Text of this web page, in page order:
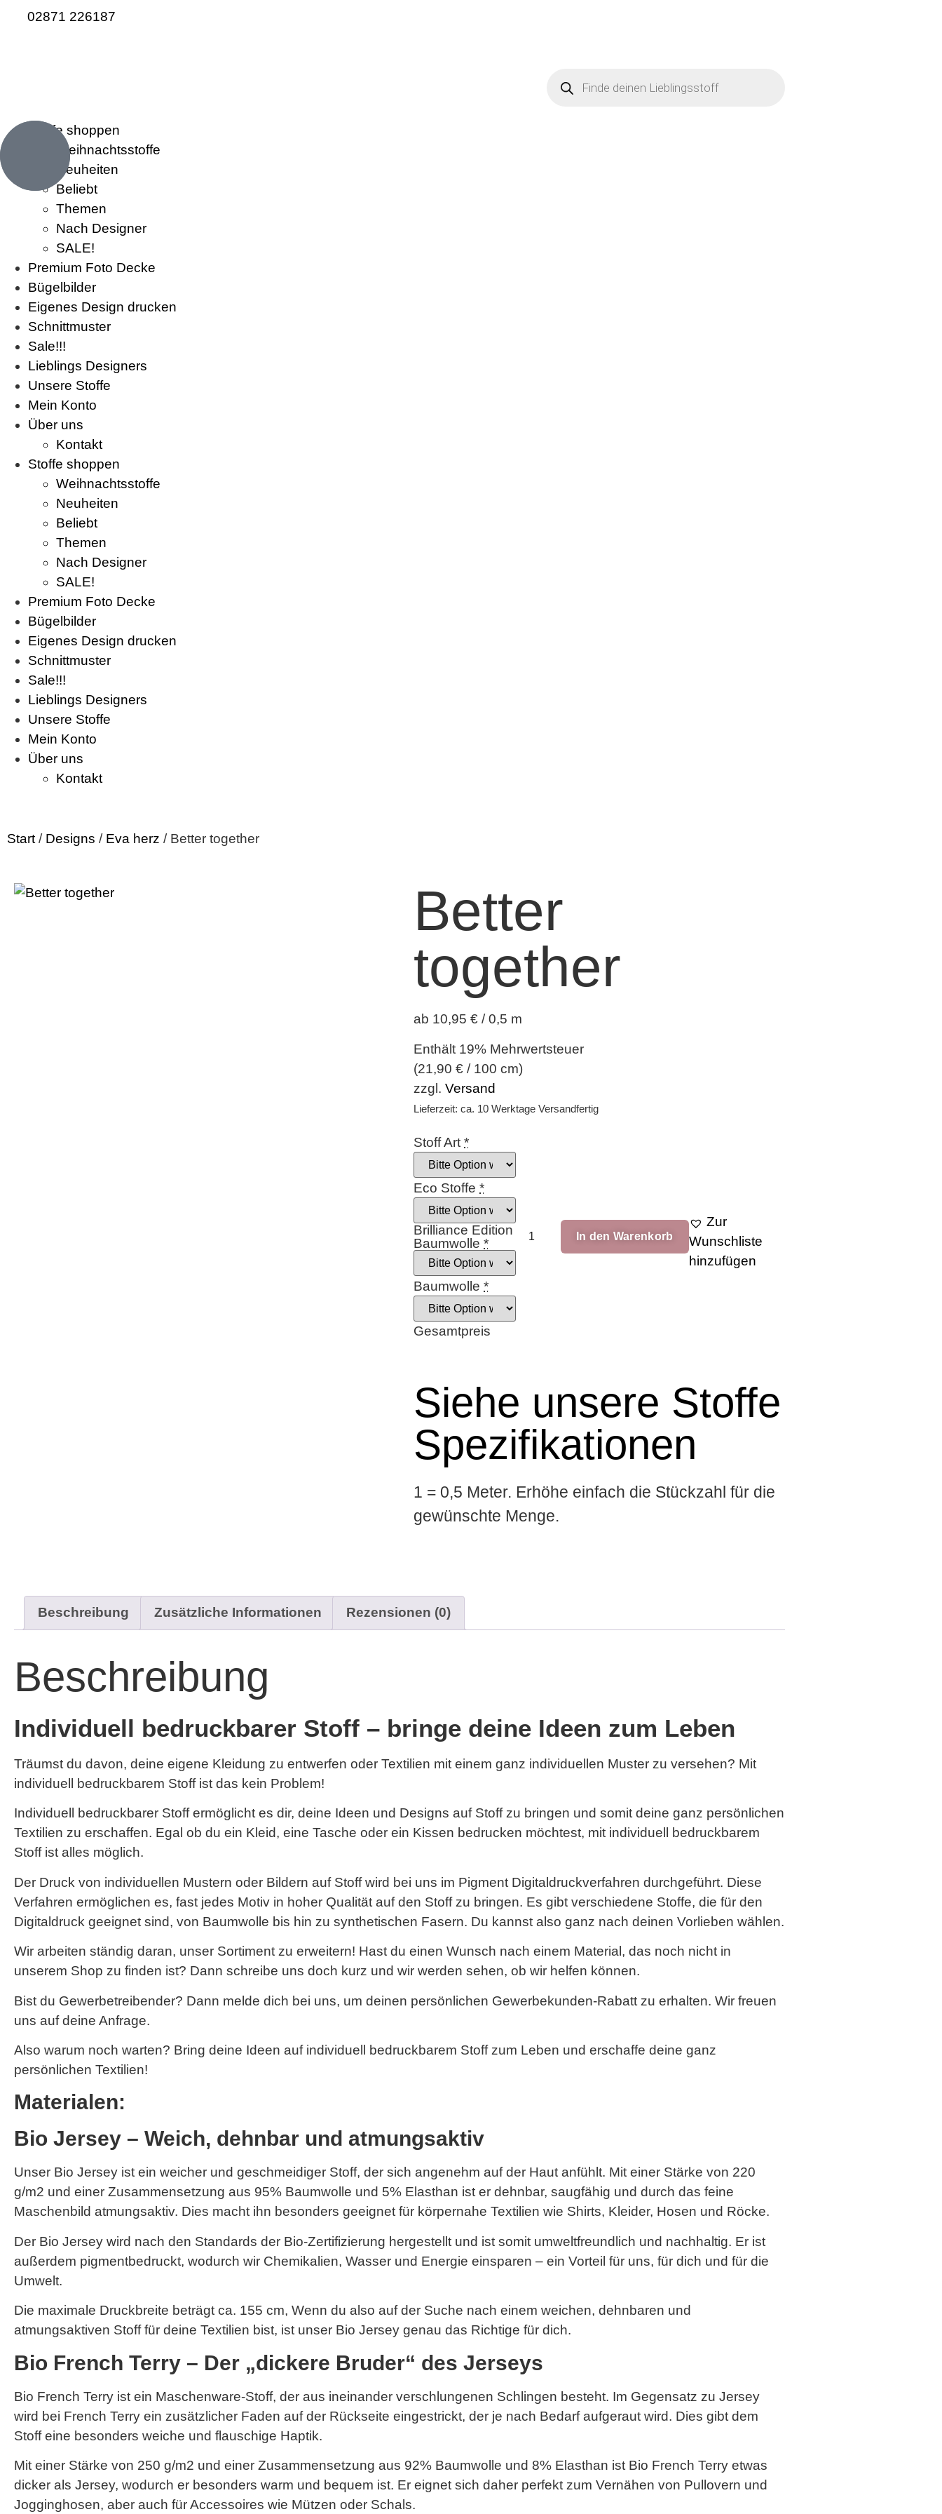
02871 226187
Stoffe shoppen
Weihnachtsstoffe
Neuheiten
Beliebt
Themen
Nach Designer
SALE!
Premium Foto Decke
Bügelbilder
Eigenes Design drucken
Schnittmuster
Sale!!!
Lieblings Designers
Unsere Stoffe
Mein Konto
Über uns
Kontakt
Stoffe shoppen
Weihnachtsstoffe
Neuheiten
Beliebt
Themen
Nach Designer
SALE!
Premium Foto Decke
Bügelbilder
Eigenes Design drucken
Schnittmuster
Sale!!!
Lieblings Designers
Unsere Stoffe
Mein Konto
Über uns
Kontakt
Start / Designs / Eva herz / Better together
Better
together
ab 10,95 € / 0,5 m
Enthält 19% Mehrwertsteuer
(21,90 € / 100 cm)
zzgl. Versand
Lieferzeit: ca. 10 Werktage Versandfertig
Stoff Art *
Eco Stoffe *
Brilliance Edition
Baumwolle *
Baumwolle *
Gesamtpreis
In den Warenkorb
Zur
Wunschliste
hinzufügen
Siehe unsere Stoffe
Spezifikationen
1 = 0,5 Meter. Erhöhe einfach die Stückzahl für die
gewünschte Menge.
Beschreibung Zusätzliche Informationen Rezensionen (0)
Beschreibung
Individuell bedruckbarer Stoff – bringe deine Ideen zum Leben
Träumst du davon, deine eigene Kleidung zu entwerfen oder Textilien mit einem ganz individuellen Muster zu versehen? Mit
individuell bedruckbarem Stoff ist das kein Problem!
Individuell bedruckbarer Stoff ermöglicht es dir, deine Ideen und Designs auf Stoff zu bringen und somit deine ganz persönlichen
Textilien zu erschaffen. Egal ob du ein Kleid, eine Tasche oder ein Kissen bedrucken möchtest, mit individuell bedruckbarem
Stoff ist alles möglich.
Der Druck von individuellen Mustern oder Bildern auf Stoff wird bei uns im Pigment Digitaldruckverfahren durchgeführt. Diese
Verfahren ermöglichen es, fast jedes Motiv in hoher Qualität auf den Stoff zu bringen. Es gibt verschiedene Stoffe, die für den
Digitaldruck geeignet sind, von Baumwolle bis hin zu synthetischen Fasern. Du kannst also ganz nach deinen Vorlieben wählen.
Wir arbeiten ständig daran, unser Sortiment zu erweitern! Hast du einen Wunsch nach einem Material, das noch nicht in
unserem Shop zu finden ist? Dann schreibe uns doch kurz und wir werden sehen, ob wir helfen können.
Bist du Gewerbetreibender? Dann melde dich bei uns, um deinen persönlichen Gewerbekunden-Rabatt zu erhalten. Wir freuen
uns auf deine Anfrage.
Also warum noch warten? Bring deine Ideen auf individuell bedruckbarem Stoff zum Leben und erschaffe deine ganz
persönlichen Textilien!
Materialen:
Bio Jersey – Weich, dehnbar und atmungsaktiv
Unser Bio Jersey ist ein weicher und geschmeidiger Stoff, der sich angenehm auf der Haut anfühlt. Mit einer Stärke von 220
g/m2 und einer Zusammensetzung aus 95% Baumwolle und 5% Elasthan ist er dehnbar, saugfähig und durch das feine
Maschenbild atmungsaktiv. Dies macht ihn besonders geeignet für körpernahe Textilien wie Shirts, Kleider, Hosen und Röcke.
Der Bio Jersey wird nach den Standards der Bio-Zertifizierung hergestellt und ist somit umweltfreundlich und nachhaltig. Er ist
außerdem pigmentbedruckt, wodurch wir Chemikalien, Wasser und Energie einsparen – ein Vorteil für uns, für dich und für die
Umwelt.
Die maximale Druckbreite beträgt ca. 155 cm, Wenn du also auf der Suche nach einem weichen, dehnbaren und
atmungsaktiven Stoff für deine Textilien bist, ist unser Bio Jersey genau das Richtige für dich.
Bio French Terry – Der „dickere Bruder“ des Jerseys
Bio French Terry ist ein Maschenware-Stoff, der aus ineinander verschlungenen Schlingen besteht. Im Gegensatz zu Jersey
wird bei French Terry ein zusätzlicher Faden auf der Rückseite eingestrickt, der je nach Bedarf aufgeraut wird. Dies gibt dem
Stoff eine besonders weiche und flauschige Haptik.
Mit einer Stärke von 250 g/m2 und einer Zusammensetzung aus 92% Baumwolle und 8% Elasthan ist Bio French Terry etwas
dicker als Jersey, wodurch er besonders warm und bequem ist. Er eignet sich daher perfekt zum Vernähen von Pullovern und
Jogginghosen, aber auch für Accessoires wie Mützen oder Schals.